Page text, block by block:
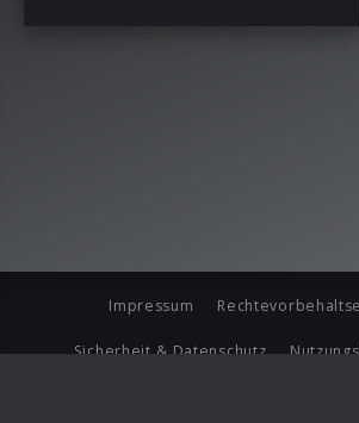
Impressum
Sicherheit & Datenschutz